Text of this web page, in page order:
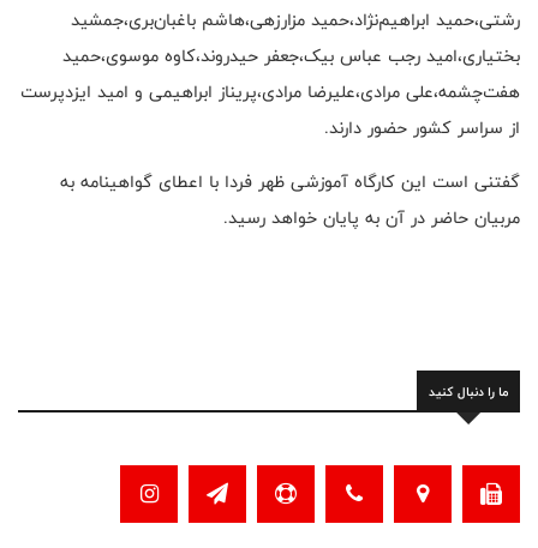
رشتی،حمید ابراهیم‌نژاد،حمید مزار‌زهی،هاشم باغبان‌بری،جمشید
بختیاری،امید رجب عباس بیک،جعفر حیدروند،کاوه موسوی،حمید
هفت‌چشمه،علی مرادی،علیرضا مرادی،پریناز ابراهیمی و امید ایزدپرست
از سراسر کشور حضور دارند.
گفتنی است این کارگاه آموزشی ظهر فردا با اعطای گواهینامه به
مربیان حاضر در آن به پایان خواهد رسید.
ما را دنبال کنید